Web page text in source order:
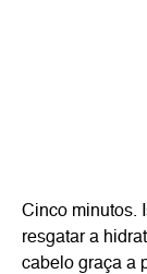
Cinco minutos.
resgatar a
cabelo graça a